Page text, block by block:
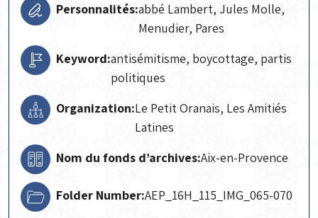
Personnalités:abbé Lambert, Jules Molle,
Menudier, Pares
Keyword:antisémitisme, boycottage, partis
politiques
Organization:Le Petit Oranais, Les Amitiés
Latines
Nom du fonds d’archives:Aix-en-Provence
Folder Number:AEP_16H_115_IMG_065-070